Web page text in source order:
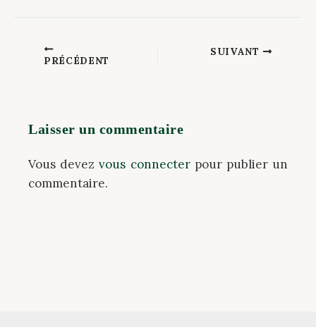
PRÉCÉDENT
SUIVANT
Laisser un commentaire
Vous devezvous connecterpour publier un
commentaire.